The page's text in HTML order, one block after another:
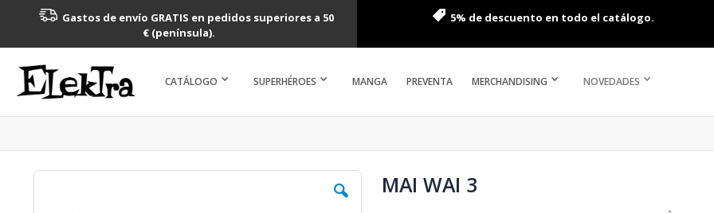
Gastos de envío GRATIS en pedidos superiores a 50
€ (península).
5% de descuento en todo el catálogo.
CATÁLOGO SUPERHÉROES MANGA PREVENTA MERCHANDISING NOVEDADES
Saltar
MAI WAI 3